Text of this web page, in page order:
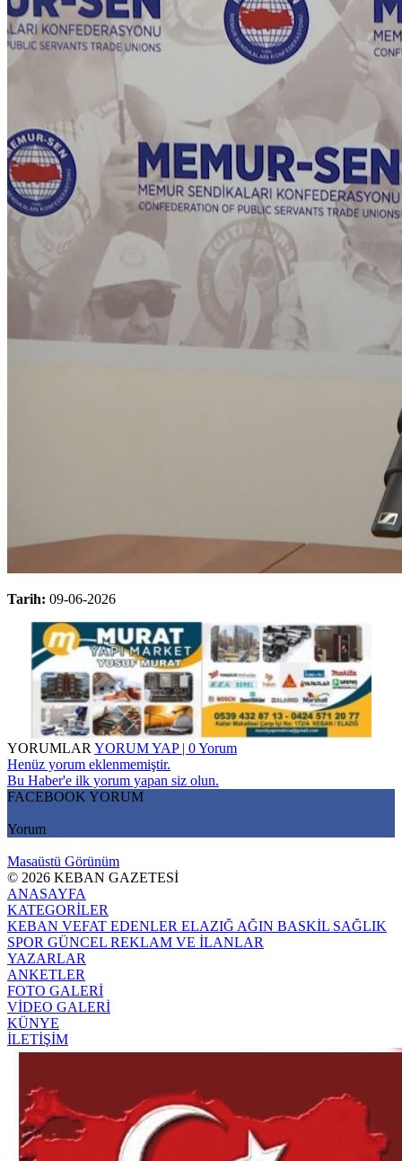
Tarih: 09-06-2026
YORUMLAR YORUM YAP | 0 Yorum
Henüz yorum eklenmemiştir.
Bu Haber'e ilk yorum yapan siz olun.
FACEBOOK YORUM
Yorum
Masaüstü Görünüm
© 2026 KEBAN GAZETESİ
ANASAYFA
KATEGORİLER
KEBAN VEFAT EDENLER ELAZIĞ AĞIN BASKİL SAĞLIK
SPOR GÜNCEL REKLAM VE İLANLAR
YAZARLAR
ANKETLER
FOTO GALERİ
VİDEO GALERİ
KÜNYE
İLETİŞİM